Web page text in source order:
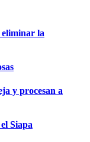
eliminar la
y procesan a
Siapa